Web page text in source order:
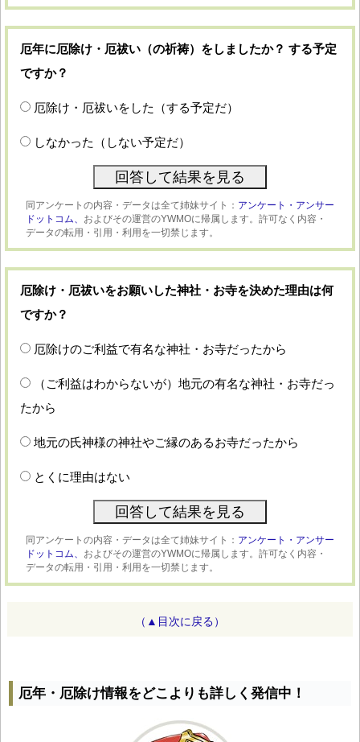
厄年に厄除け・厄祓い（の祈祷）をしましたか？ する予定
ですか？
厄除け・厄祓いをした（する予定だ）
しなかった（しない予定だ）
同アンケートの内容・データは全て姉妹サイト： アンケート・アンサー
ドットコム、 およびその運営のYWMOに帰属します。許可なく内容・
データの転用・引用・利用を一切禁じます。
厄除け・厄祓いをお願いした神社・お寺を決めた理由は何
ですか？
厄除けのご利益で有名な神社・お寺だったから
（ご利益はわからないが）地元の有名な神社・お寺だっ
たから
地元の氏神様の神社やご縁のあるお寺だったから
とくに理由はない
同アンケートの内容・データは全て姉妹サイト： アンケート・アンサー
ドットコム、 およびその運営のYWMOに帰属します。許可なく内容・
データの転用・引用・利用を一切禁じます。
（▲目次に戻る）
厄年・厄除け情報をどこよりも詳しく発信中！